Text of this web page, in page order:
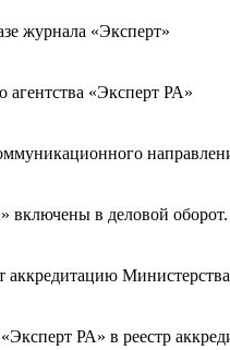
журнала «Эксперт»
агентства «Эксперт РА»
включены в деловой
аккредитацию
РА» в реестр